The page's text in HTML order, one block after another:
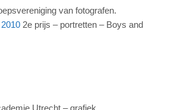
van fotografen.
2e prijs – portretten – Boys and
Utrecht – grafiek